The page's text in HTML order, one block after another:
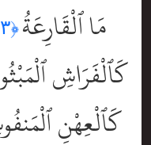
مَا ٱلْقَارِعَةُ﴿٣﴾
كَٱلْفَرَاشِ
كَٱلْعِهْنِ